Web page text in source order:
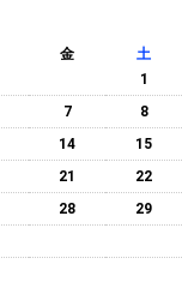
金
土
1
7
8
14
15
21
22
28
29